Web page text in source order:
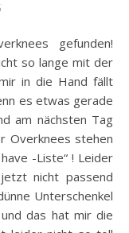
so lange mit der
in die Hand fällt
es etwas gerade
am nächsten Tag
Overknees stehen
-Liste“ ! Leider
nicht passend
Unterschenkel
das hat mir die